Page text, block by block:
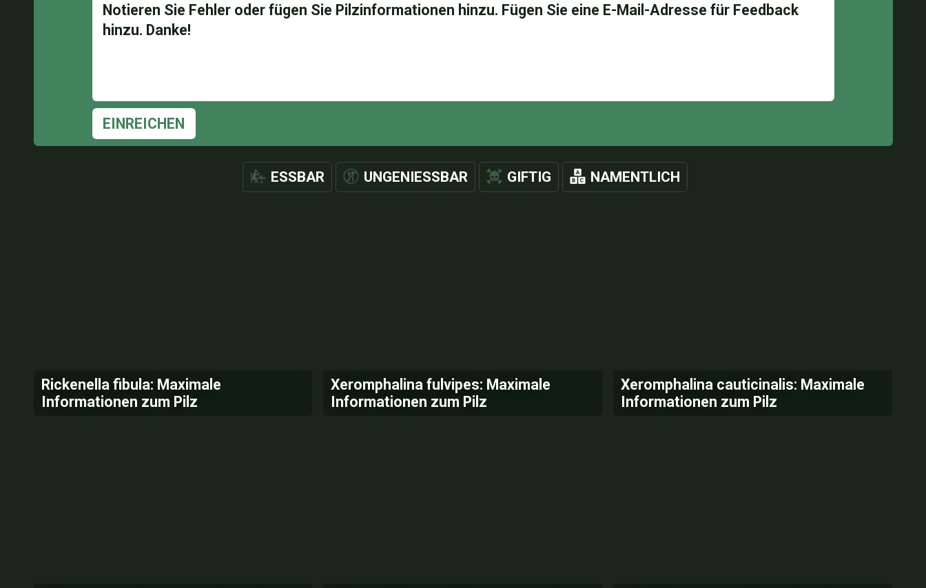
EINREICHEN
ESSBAR UNGENIESSBAR GIFTIG NAMENTLICH
Rickenella fibula: Maximale
Informationen zum Pilz
Xeromphalina fulvipes: Maximale
Informationen zum Pilz
Xeromphalina cauticinalis: Maximale
Informationen zum Pilz